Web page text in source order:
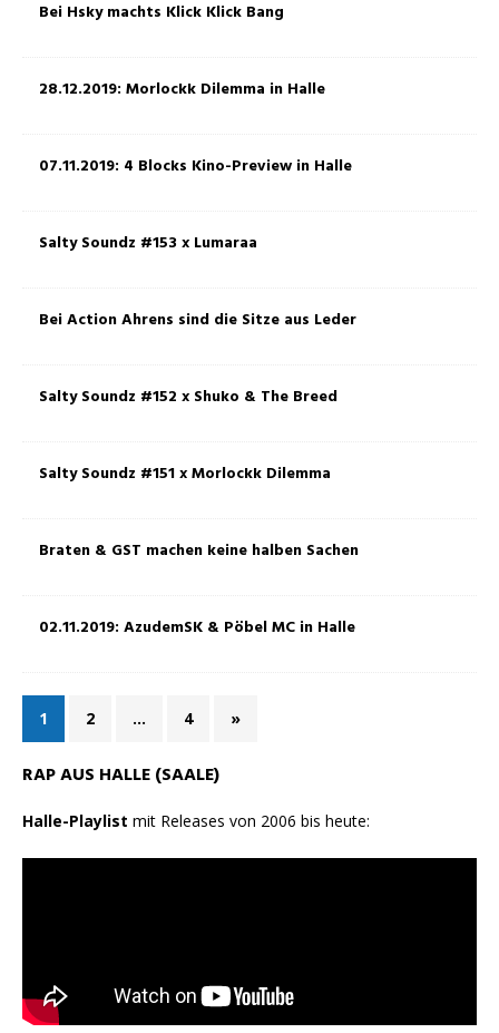
Bei Hsky machts Klick Klick Bang
28.12.2019: Morlockk Dilemma in Halle
07.11.2019: 4 Blocks Kino-Preview in Halle
Salty Soundz #153 x Lumaraa
Bei Action Ahrens sind die Sitze aus Leder
Salty Soundz #152 x Shuko & The Breed
Salty Soundz #151 x Morlockk Dilemma
Braten & GST machen keine halben Sachen
02.11.2019: AzudemSK & Pöbel MC in Halle
1 2 … 4 »
RAP AUS HALLE (SAALE)
Halle-Playlist mit Releases von 2006 bis heute: